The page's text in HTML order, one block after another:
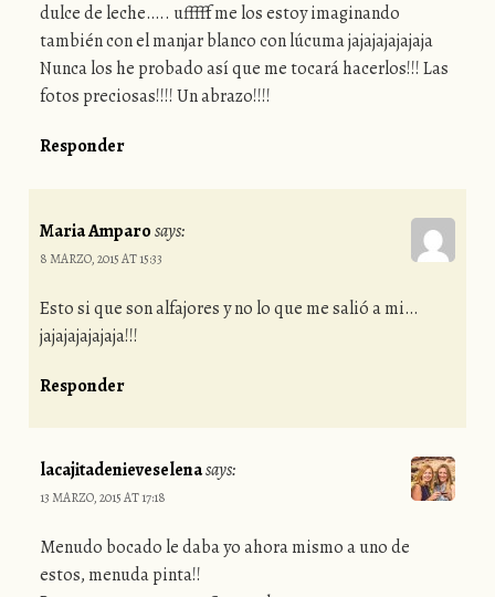
dulce de leche….. ufffff me los estoy imaginando
también con el manjar blanco con lúcuma jajajajajajaja
Nunca los he probado así que me tocará hacerlos!!! Las
fotos preciosas!!!! Un abrazo!!!!
Responder
Maria Amparosays:
8 MARZO, 2015 AT 15:33
Esto si que son alfajores y no lo que me salió a mi…
jajajajajajaja!!!
Responder
lacajitadenieveselenasays:
13 MARZO, 2015 AT 17:18
Menudo bocado le daba yo ahora mismo a uno de
estos, menuda pinta!!